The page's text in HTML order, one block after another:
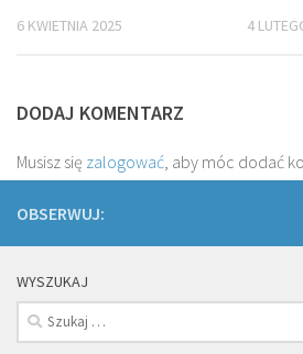
6 KWIETNIA 2025 4
DODAJ KOMENTARZ
Musisz się zalogować, aby móc dodać
OBSERWUJ:
WYSZUKAJ
Szukaj: